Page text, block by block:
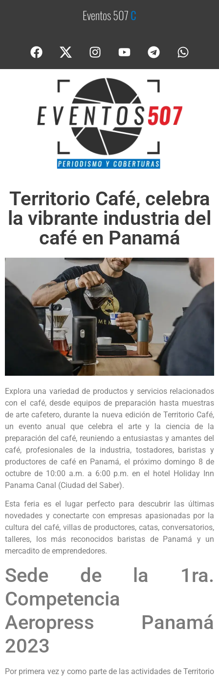
Eventos 507Cob
Territorio Café, celebra
la vibrante industria del
café en Panamá
Explora una variedad de productos y servicios relacionados
con el café, desde equipos de preparación hasta muestras
de arte cafetero, durante la nueva edición de Territorio Café,
un evento anual que celebra el arte y la ciencia de la
preparación del café, reuniendo a entusiastas y amantes del
café, profesionales de la industria, tostadores, baristas y
productores de café en Panamá, el próximo domingo 8 de
octubre de 10:00 a.m. a 6:00 p.m. en el hotel Holiday Inn
Panama Canal (Ciudad del Saber).
Esta feria es el lugar perfecto para descubrir las últimas
novedades y conectarte con empresas apasionadas por la
cultura del café, villas de productores, catas, conversatorios,
talleres, los más reconocidos baristas de Panamá y un
mercadito de emprendedores.
Sede de la 1ra.
Competencia
Aeropress Panamá
2023
Por primera vez y como parte de las actividades de Territorio